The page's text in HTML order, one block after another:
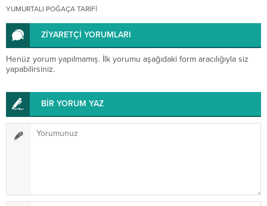
YUMURTALI POĞAÇA TARIFI
ZİYARETÇİ YORUMLARI
Henüz yorum yapılmamış. İlk yorumu aşağıdaki form aracılığıyla siz
yapabilirsiniz.
BİR YORUM YAZ